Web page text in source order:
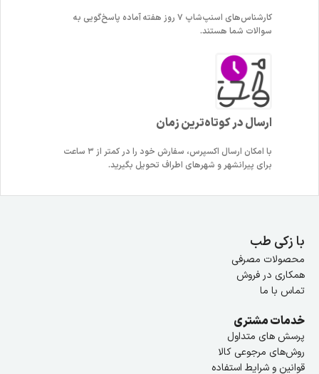
کارشناس‌های اسنپ‌شاپ ۷ روز هفته آماده پاسخ‌گویی به
سوالات شما هستند.
ارسال در کوتاه‌ترین زمان
با امکان ارسال اکسپرس، سفارش خود را در کمتر از ۳ ساعت
برای پیرانشهر و شهرهای اطراف تحویل بگیرید.
با زکی طب
محصولات مصرفی
همکاری در فروش
تماس با ما
خدمات مشتری
پرسش های متداول
روش‌های مرجوعی کالا
قوانین و شرایط استفاده